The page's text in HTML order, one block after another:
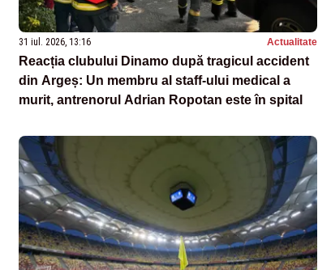
31 iul. 2026, 13:16 Actualitate
Reacția clubului Dinamo după tragicul accident
din Argeș: Un membru al staff-ului medical a
murit, antrenorul Adrian Ropotan este în spital